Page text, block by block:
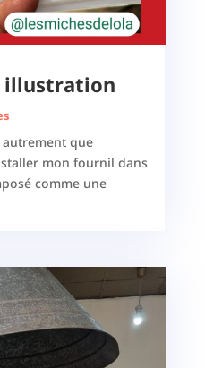
illustration
autrement que
mon fournil dans
comme une